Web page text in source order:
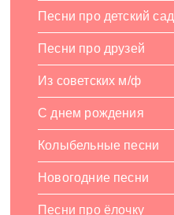
Песни про детский сад
Песни про друзей
Из советских м/ф
С днем рождения
Колыбельные песни
Новогодние песни
Песни про ёлочку